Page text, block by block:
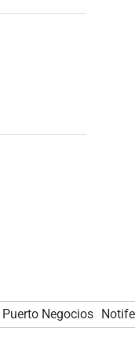
Puerto Negocios Notife